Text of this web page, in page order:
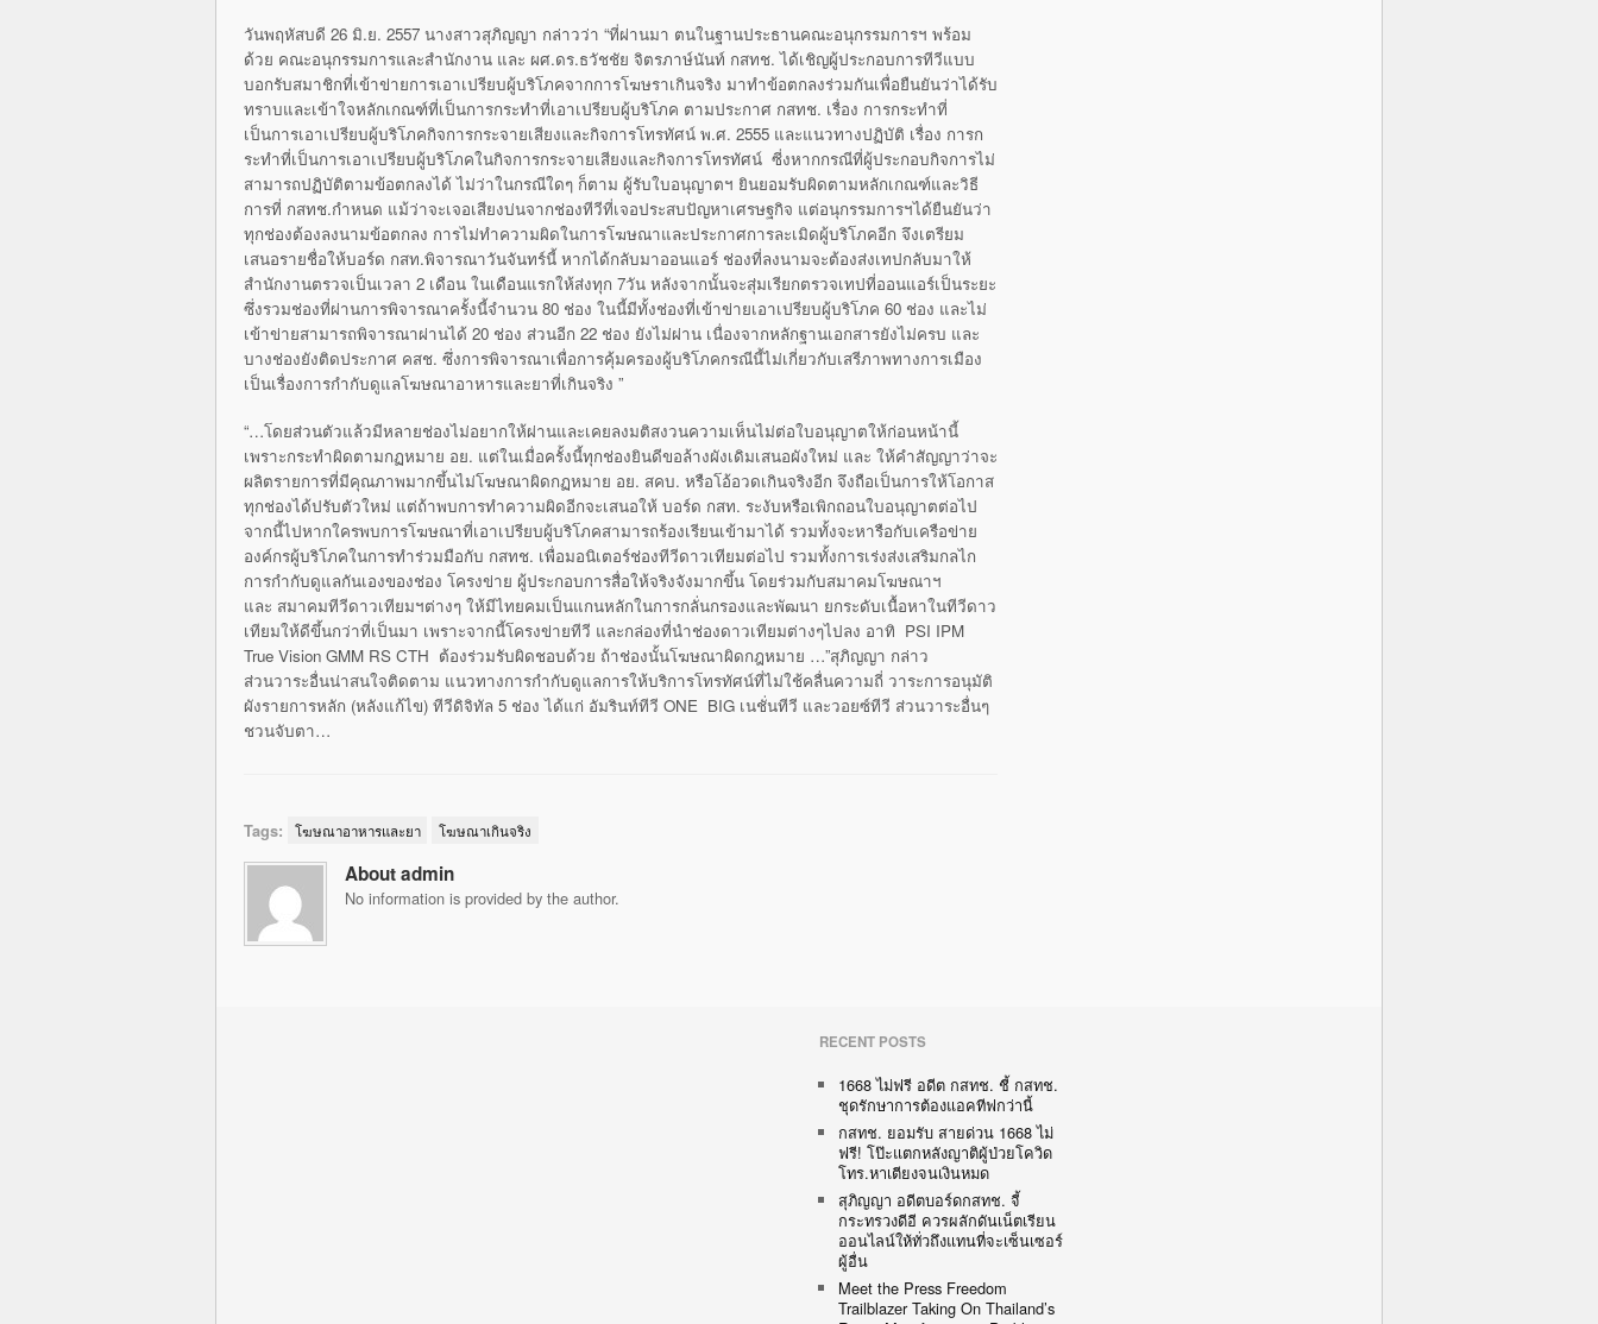
วันพฤหัสบดี 26 มิ.ย. 2557 นางสาวสุภิญญา กล่าวว่า “ที่ผ่านมา ตนในฐานประธานคณะอนุกรรมการฯ พร้อม
ด้วย คณะอนุกรรมการและสำนักงาน และ ผศ.ดร.ธวัชชัย จิตรภาษ์นันท์ กสทช. ได้เชิญผู้ประกอบการทีวีแบบ
บอกรับสมาชิกที่เข้าข่ายการเอาเปรียบผู้บริโภคจากการโฆษราเกินจริง มาทำข้อตกลงร่วมกันเพื่อยืนยันว่าได้รับ
ทราบและเข้าใจหลักเกณฑ์ที่เป็นการกระทำที่เอาเปรียบผู้บริโภค ตามประกาศ กสทช. เรื่อง การกระทำที่
เป็นการเอาเปรียบผู้บริโภคกิจการกระจายเสียงและกิจการโทรทัศน์ พ.ศ. 2555 และแนวทางปฏิบัติ เรื่อง การก
ระทำที่เป็นการเอาเปรียบผู้บริโภคในกิจการกระจายเสียงและกิจการโทรทัศน์ ซี่งหากกรณีที่ผู้ประกอบกิจการไม่
สามารถปฏิบัติตามข้อตกลงได้ ไม่ว่าในกรณีใดๆ ก็ตาม ผู้รับใบอนุญาตฯ ยินยอมรับผิดตามหลักเกณฑ์และวิธี
การที่ กสทช.กำหนด แม้ว่าจะเจอเสียงบ่นจากช่องทีวีที่เจอประสบปัญหาเศรษฐกิจ แต่อนุกรรมการฯได้ยืนยันว่า
ทุกช่องต้องลงนามข้อตกลง การไม่ทำความผิดในการโฆษณาและประกาศการละเมิดผู้บริโภคอีก จึงเตรียม
เสนอรายชื่อให้บอร์ด กสท.พิจารณาวันจันทร์นี้ หากได้กลับมาออนแอร์ ช่องที่ลงนามจะต้องส่งเทปกลับมาให้
สำนักงานตรวจเป็นเวลา 2 เดือน ในเดือนแรกให้ส่งทุก 7วัน หลังจากนั้นจะสุ่มเรียกตรวจเทปที่ออนแอร์เป็นระยะ
ซึ่งรวมช่องที่ผ่านการพิจารณาครั้งนี้จำนวน 80 ช่อง ในนี้มีทั้งช่องที่เข้าข่ายเอาเปรียบผู้บริโภค 60 ช่อง และไม่
เข้าข่ายสามารถพิจารณาผ่านได้ 20 ช่อง ส่วนอีก 22 ช่อง ยังไม่ผ่าน เนื่องจากหลักฐานเอกสารยังไม่ครบ และ
บางช่องยังติดประกาศ คสช. ซึ่งการพิจารณาเพื่อการคุ้มครองผู้บริโภคกรณีนี้ไม่เกี่ยวกับเสรีภาพทางการเมือง
เป็นเรื่องการกำกับดูแลโฆษณาอาหารและยาที่เกินจริง ”
“…โดยส่วนตัวแล้วมีหลายช่องไม่อยากให้ผ่านและเคยลงมติสงวนความเห็นไม่ต่อใบอนุญาตให้ก่อนหน้านี้
เพราะกระทำผิดตามกฏหมาย อย. แต่ในเมื่อครั้งนี้ทุกช่องยินดีขอล้างผังเดิมเสนอผังใหม่ และ ให้คำสัญญาว่าจะ
ผลิตรายการที่มีคุณภาพมากขึ้นไม่โฆษณาผิดกฏหมาย อย. สคบ. หรือโอ้อวดเกินจริงอีก จึงถือเป็นการให้โอกาส
ทุกช่องได้ปรับตัวใหม่ แต่ถ้าพบการทำความผิดอีกจะเสนอให้ บอร์ด กสท. ระงับหรือเพิกถอนใบอนุญาตต่อไป
จากนี้ไปหากใครพบการโฆษณาที่เอาเปรียบผู้บริโภคสามารถร้องเรียนเข้ามาได้ รวมทั้งจะหารือกับเครือข่าย
องค์กรผู้บริโภคในการทำร่วมมือกับ กสทช. เพื่อมอนิเตอร์ช่องทีวีดาวเทียมต่อไป รวมทั้งการเร่งส่งเสริมกลไก
การกำกับดูแลกันเองของช่อง โครงข่าย ผู้ประกอบการสื่อให้จริงจังมากขึ้น โดยร่วมกับสมาคมโฆษณาฯ
และ สมาคมทีวีดาวเทียมฯต่างๆ ให้มีไทยคมเป็นแกนหลักในการกลั่นกรองและพัฒนา ยกระดับเนื้อหาในทีวีดาว
เทียมให้ดีขึ้นกว่าที่เป็นมา เพราะจากนี้โครงข่ายทีวี และกล่องที่นำช่องดาวเทียมต่างๆไปลง อาทิ PSI IPM
True Vision GMM RS CTH ต้องร่วมรับผิดชอบด้วย ถ้าช่องนั้นโฆษณาผิดกฎหมาย …”สุภิญญา กล่าว
ส่วนวาระอื่นน่าสนใจติดตาม แนวทางการกำกับดูแลการให้บริการโทรทัศน์ที่ไม่ใช้คลื่นความถี่ วาระการอนุมัติ
ผังรายการหลัก (หลังแก้ไข) ทีวีดิจิทัล 5 ช่อง ได้แก่ อัมรินท์ทีวี ONE BIG เนชั่นทีวี และวอยซ์ทีวี ส่วนวาระอื่นๆ
ชวนจับตา…
Tags: โฆษณาอาหารและยา โฆษณาเกินจริง
About admin
No information is provided by the author.
RECENT POSTS
1668 ไม่ฟรี อดีต กสทช. ชี้ กสทช.
ชุดรักษาการต้องแอคทีฟกว่านี้
กสทช. ยอมรับ สายด่วน 1668 ไม่
ฟรี! โป๊ะแตกหลังญาติผู้ป่วยโควิด
โทร.หาเตียงจนเงินหมด
สุภิญญา อดีตบอร์ดกสทช. จี้
กระทรวงดีอี ควรผลักดันเน็ตเรียน
ออนไลน์ให้ทั่วถึงแทนที่จะเซ็นเซอร์
ผู้อื่น
Meet the Press Freedom
Trailblazer Taking On Thailand’s